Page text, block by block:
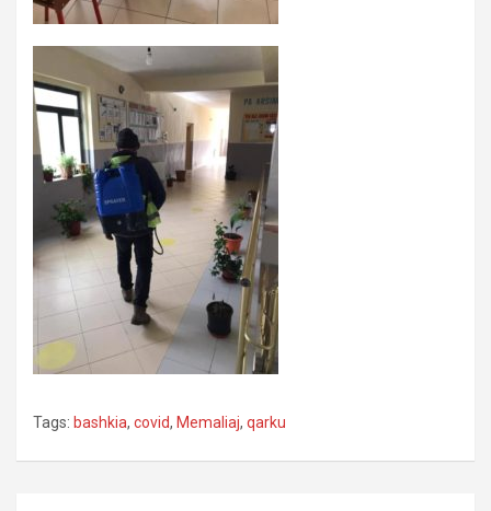
Tags: bashkia, covid, Memaliaj, qarku